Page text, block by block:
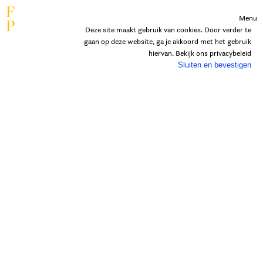
Deze site maakt gebruik van cookies. Door verder te
gaan op deze website, ga je akkoord met het gebruik
hiervan. Bekijk ons privacybeleid
Sluiten en bevestigen
F
P Menu